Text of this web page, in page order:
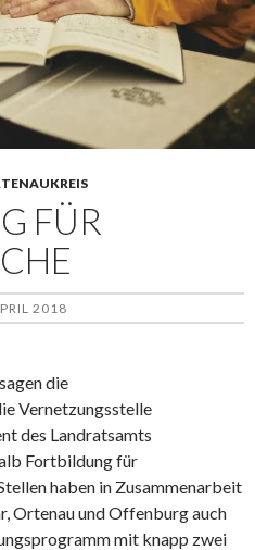
FÜR
2018
die
Vernetzungsstelle
des Landratsamts
Fortbildung für
haben in Zusammenarbeit
Ortenau und Offenburg auch
mit knapp zwei